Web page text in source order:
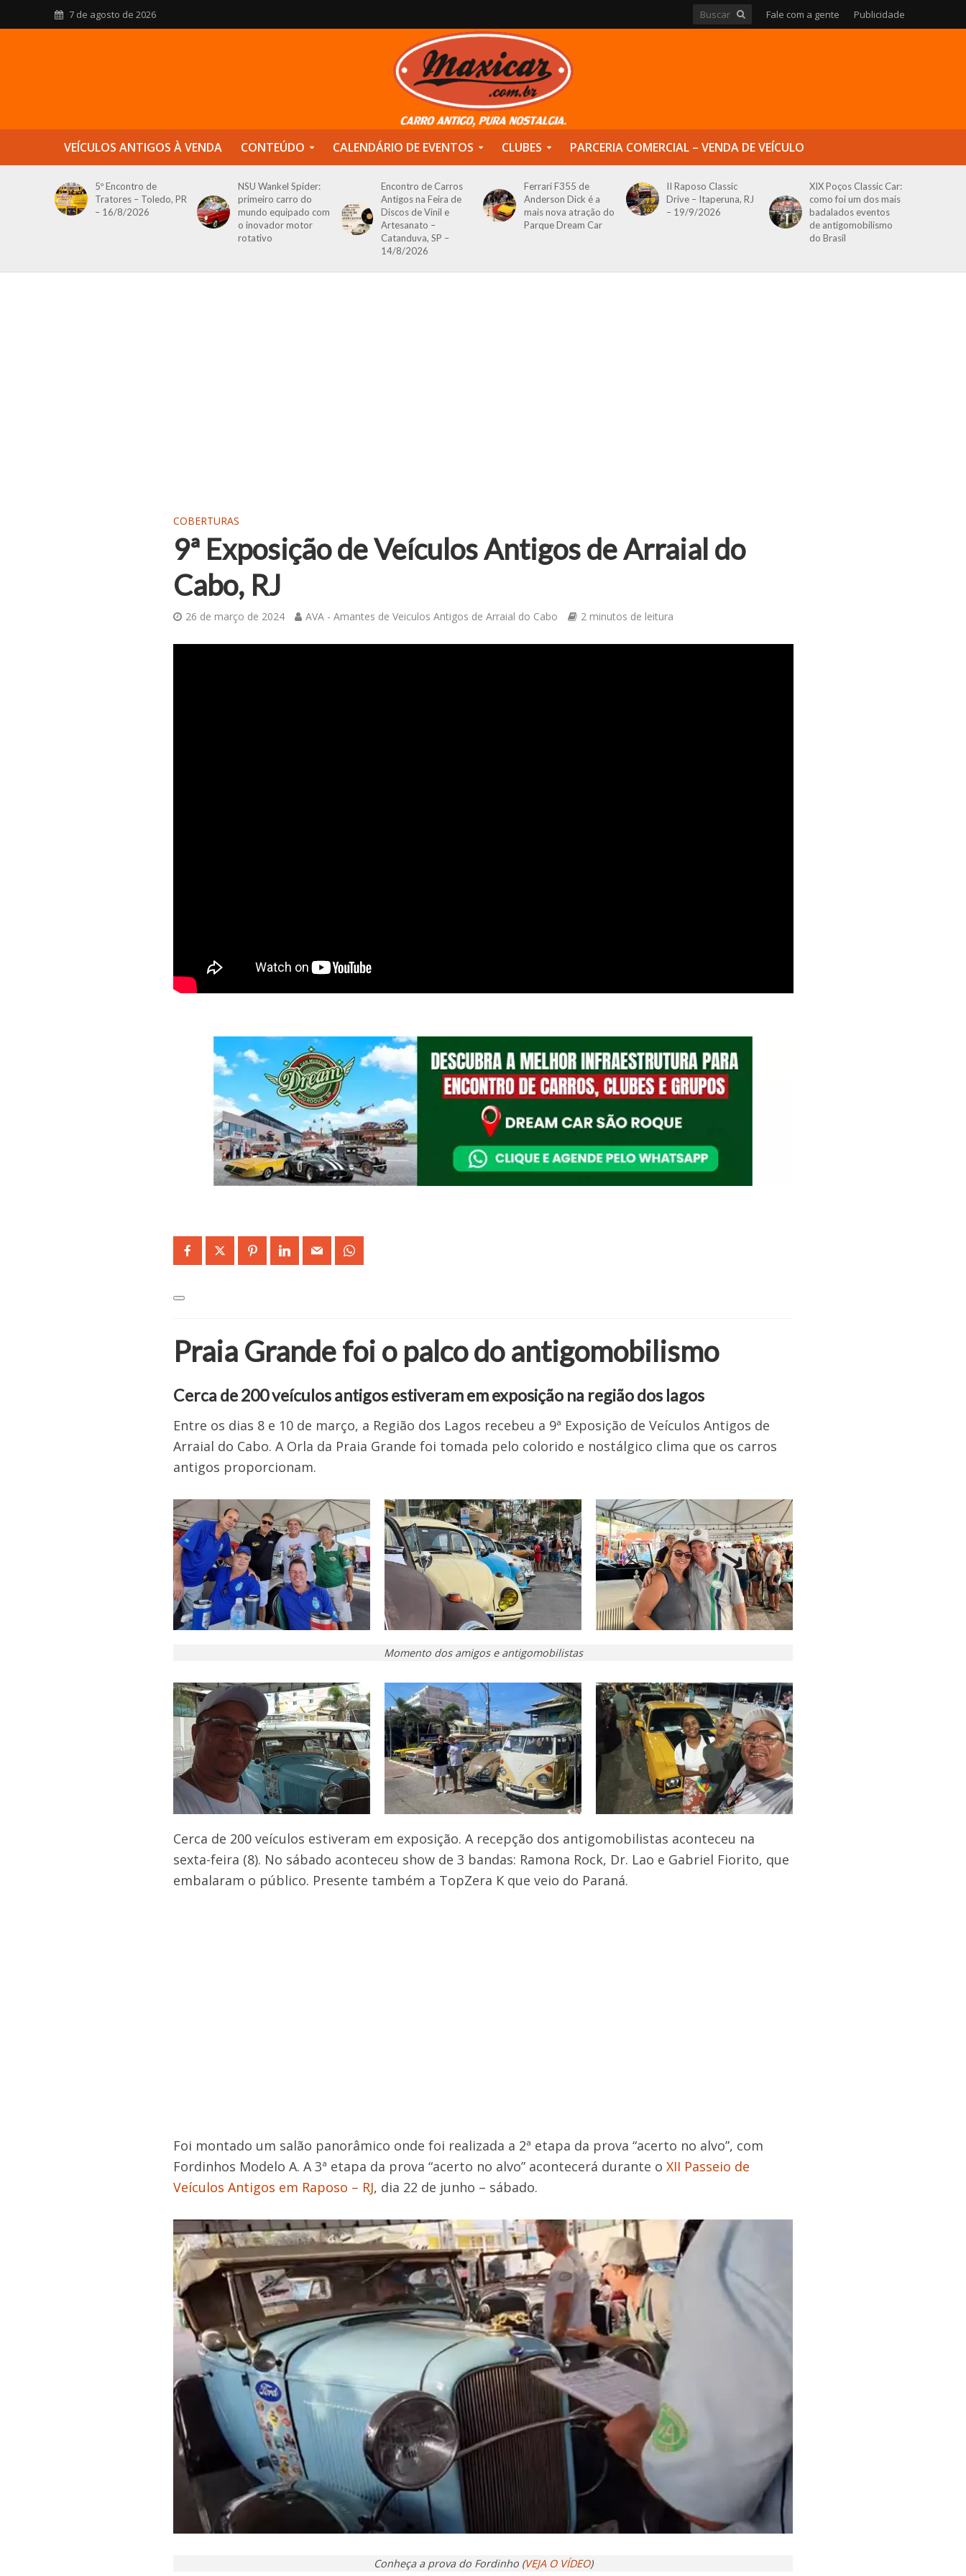
7 de agosto de 2026 Fale com a gente Publicidade
VEÍCULOS ANTIGOS À VENDA CONTEÚDO CALENDÁRIO DE EVENTOS CLUBES PARCERIA COMERCIAL – VENDA DE VEÍCULO
5º Encontro de
Tratores – Toledo, PR
– 16/8/2026
NSU Wankel Spider:
primeiro carro do
mundo equipado com
o inovador motor
rotativo
Encontro de Carros
Antigos na Feira de
Discos de Vinil e
Artesanato –
Catanduva, SP –
14/8/2026
Ferrari F355 de
Anderson Dick é a
mais nova atração do
Parque Dream Car
II Raposo Classic
Drive – Itaperuna, RJ
– 19/9/2026
XIX Poços Classic Car:
como foi um dos mais
badalados eventos
de antigomobilismo
do Brasil
COBERTURAS
9ª Exposição de Veículos Antigos de Arraial do
Cabo, RJ
26 de março de 2024 AVA - Amantes de Veiculos Antigos de Arraial do Cabo 2 minutos de leitura
Praia Grande foi o palco do antigomobilismo
Cerca de 200 veículos antigos estiveram em exposição na região dos lagos
Entre os dias 8 e 10 de março, a Região dos Lagos recebeu a 9ª Exposição de Veículos Antigos de
Arraial do Cabo. A Orla da Praia Grande foi tomada pelo colorido e nostálgico clima que os carros
antigos proporcionam.
Momento dos amigos e antigomobilistas
Cerca de 200 veículos estiveram em exposição. A recepção dos antigomobilistas aconteceu na
sexta-feira (8). No sábado aconteceu show de 3 bandas: Ramona Rock, Dr. Lao e Gabriel Fiorito, que
embalaram o público. Presente também a TopZera K que veio do Paraná.
Foi montado um salão panorâmico onde foi realizada a 2ª etapa da prova “acerto no alvo”, com
Fordinhos Modelo A. A 3ª etapa da prova “acerto no alvo” acontecerá durante o XII Passeio de
Veículos Antigos em Raposo – RJ, dia 22 de junho – sábado.
Conheça a prova do Fordinho (VEJA O VÍDEO)